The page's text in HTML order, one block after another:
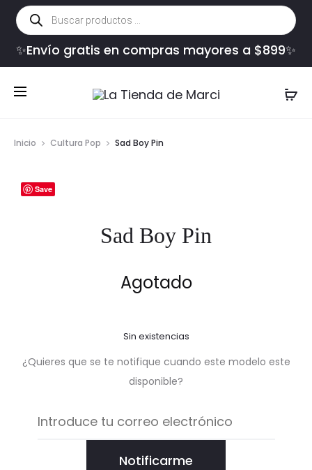
Búsqueda
de
productos
✨Envío gratis en compras mayores a $899✨
Inicio Cultura Pop Sad Boy Pin
Save
Sad Boy Pin
Agotado
Sin existencias
¿Quieres que se te notifique cuando este modelo este
disponible?
Notificarme